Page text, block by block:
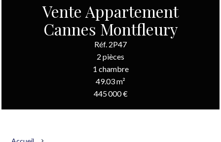
Vente Appartement
Cannes Montfleury
Réf. 2P47
2 pièces
1 chambre
49.03 m²
445 000 €